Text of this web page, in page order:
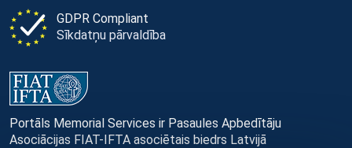
GDPR Compliant
Sīkdatņu pārvaldība
Portāls Memorial Services ir Pasaules Apbedītāju
Asociācijas FIAT-IFTA asociētais biedrs Latvijā